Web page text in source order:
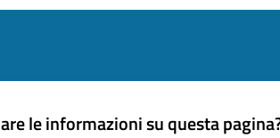
le informazioni su questa